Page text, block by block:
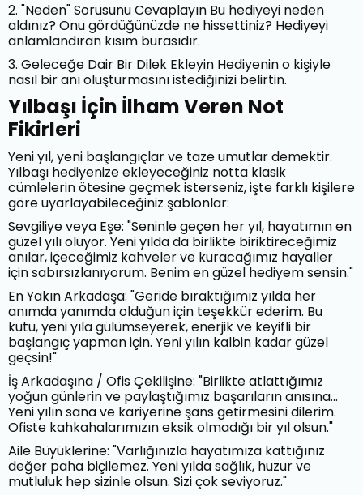
2. "Neden" Sorusunu Cevaplayın Bu hediyeyi neden
aldınız? Onu gördüğünüzde ne hissettiniz? Hediyeyi
anlamlandıran kısım burasıdır.
3. Geleceğe Dair Bir Dilek Ekleyin Hediyenin o kişiyle
nasıl bir anı oluşturmasını istediğinizi belirtin.
Yılbaşı İçin İlham Veren Not
Fikirleri
Yeni yıl, yeni başlangıçlar ve taze umutlar demektir.
Yılbaşı hediyenize ekleyeceğiniz notta klasik
cümlelerin ötesine geçmek isterseniz, işte farklı kişilere
göre uyarlayabileceğiniz şablonlar:
Sevgiliye veya Eşe: "Seninle geçen her yıl, hayatımın en
güzel yılı oluyor. Yeni yılda da birlikte biriktireceğimiz
anılar, içeceğimiz kahveler ve kuracağımız hayaller
için sabırsızlanıyorum. Benim en güzel hediyem sensin."
En Yakın Arkadaşa: "Geride bıraktığımız yılda her
anımda yanımda olduğun için teşekkür ederim. Bu
kutu, yeni yıla gülümseyerek, enerjik ve keyifli bir
başlangıç yapman için. Yeni yılın kalbin kadar güzel
geçsin!"
İş Arkadaşına / Ofis Çekilişine: "Birlikte atlattığımız
yoğun günlerin ve paylaştığımız başarıların anısına...
Yeni yılın sana ve kariyerine şans getirmesini dilerim.
Ofiste kahkahalarımızın eksik olmadığı bir yıl olsun."
Aile Büyüklerine: "Varlığınızla hayatımıza kattığınız
değer paha biçilemez. Yeni yılda sağlık, huzur ve
mutluluk hep sizinle olsun. Sizi çok seviyoruz."